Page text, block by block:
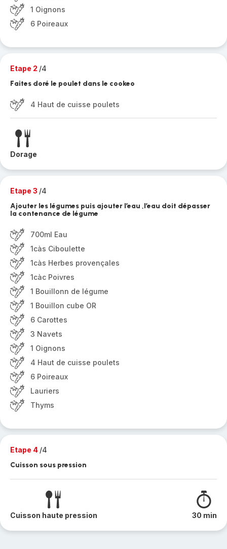
1 Oignons
6 Poireaux
Etape 2 /4
Faites doré le poulet dans le cookeo
4 Haut de cuisse poulets
Dorage
Etape 3 /4
Ajouter les légumes puis ajouter l’eau ,l’eau doit dépasser
la contenance de légume
700ml Eau
1càs Ciboulette
1càs Herbes provençales
1càc Poivres
1 Bouillonn de légume
1 Bouillon cube OR
6 Carottes
3 Navets
1 Oignons
4 Haut de cuisse poulets
6 Poireaux
Lauriers
Thyms
Etape 4 /4
Cuisson sous pression
Cuisson haute pression 30 min